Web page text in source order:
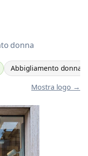
donna
Abbigliamento donna
Mostra logo →